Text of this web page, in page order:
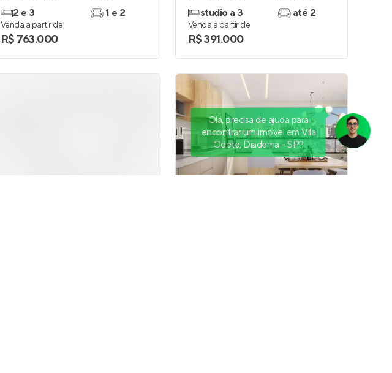
2 e 3
1 e 2
Venda a partir de
R$ 763.000
studio a 3
até 2
Venda a partir de
R$ 391.000
Olá, precisa de ajuda para
encontrar um imóvel em Vila
Odete, Diadema - SP?